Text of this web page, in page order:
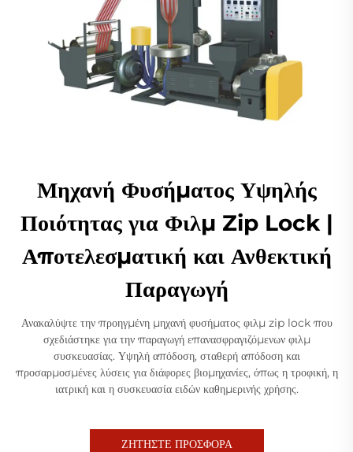
Μηχανή Φυσήματος Υψηλής
Ποιότητας για Φιλμ Zip Lock |
Αποτελεσματική και Ανθεκτική
Παραγωγή
Ανακαλύψτε την προηγμένη μηχανή φυσήματος φιλμ zip lock που
σχεδιάστηκε για την παραγωγή επανασφραγιζόμενων φιλμ
συσκευασίας. Υψηλή απόδοση, σταθερή απόδοση και
προσαρμοσμένες λύσεις για διάφορες βιομηχανίες, όπως η τροφική, η
ιατρική και η συσκευασία ειδών καθημερινής χρήσης.
ΖΗΤΗΣΤΕ ΠΡΟΣΦΟΡΑ